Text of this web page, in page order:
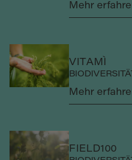
Mehr
VITAMÌ
BIODIVERSITÄT
Mehr
FIELD100